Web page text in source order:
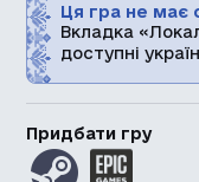
Ця гра не має
Вкладка
доступні
Придбати гру